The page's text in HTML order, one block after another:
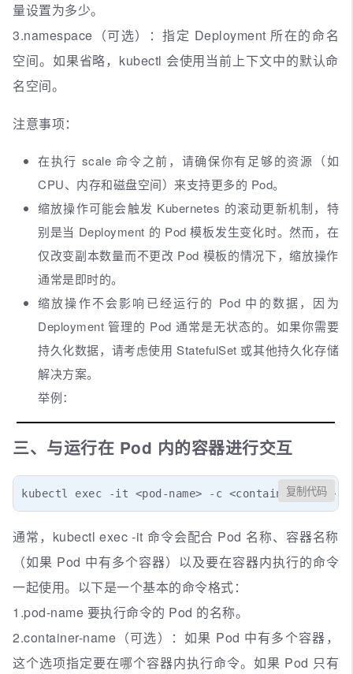
量设置为多少。
3.namespace（可选）：指定 Deployment 所在的命名
空间。如果省略，kubectl 会使用当前上下文中的默认命
名空间。
注意事项：
在执行 scale 命令之前，请确保你有足够的资源（如
CPU、内存和磁盘空间）来支持更多的 Pod。
缩放操作可能会触发 Kubernetes 的滚动更新机制，特
别是当 Deployment 的 Pod 模板发生变化时。然而，在
仅改变副本数量而不更改 Pod 模板的情况下，缩放操作
通常是即时的。
缩放操作不会影响已经运行的 Pod 中的数据，因为
Deployment 管理的 Pod 通常是无状态的。如果你需要
持久化数据，请考虑使用 StatefulSet 或其他持久化存储
解决方案。
举例：
三、与运行在 Pod 内的容器进行交互
kubectl exec -it <pod-name> -c <container-name>
复制代码
通常，kubectl exec -it 命令会配合 Pod 名称、容器名称
（如果 Pod 中有多个容器）以及要在容器内执行的命令
一起使用。以下是一个基本的命令格式：
1.pod-name 要执行命令的 Pod 的名称。
2.container-name（可选）：如果 Pod 中有多个容器，
这个选项指定要在哪个容器内执行命令。如果 Pod 只有